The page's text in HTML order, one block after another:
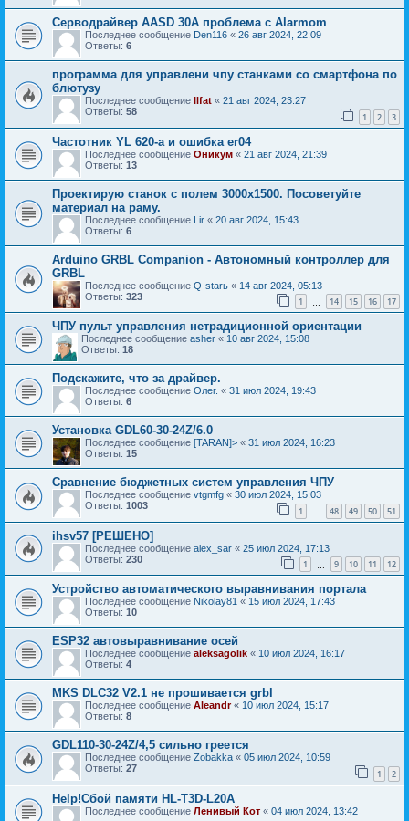
Серводрайвер AASD 30A проблема с Alarmom
Последнее сообщение Den116 « 26 авг 2024, 22:09
Ответы: 6
программа для управлени чпу станками со смартфона по
блютузу
Последнее сообщение Ilfat « 21 авг 2024, 23:27
Ответы: 58 1 2 3
Частотник YL 620-a и ошибка er04
Последнее сообщение Оникум « 21 авг 2024, 21:39
Ответы: 13
Проектирую станок с полем 3000x1500. Посоветуйте
материал на раму.
Последнее сообщение Lir « 20 авг 2024, 15:43
Ответы: 6
Arduino GRBL Companion - Автономный контроллер для
GRBL
Последнее сообщение Q-starь « 14 авг 2024, 05:13
Ответы: 323 1 14 15 16 17
ЧПУ пульт управления нетрадиционной ориентации
Последнее сообщение asher « 10 авг 2024, 15:08
Ответы: 18
Подскажите, что за драйвер.
Последнее сообщение Олег. « 31 июл 2024, 19:43
Ответы: 6
Установка GDL60-30-24Z/6.0
Последнее сообщение [TARAN]> « 31 июл 2024, 16:23
Ответы: 15
Сравнение бюджетных систем управления ЧПУ
Последнее сообщение vtgmfg « 30 июл 2024, 15:03
Ответы: 1003 1 … 48 49 50 51
ihsv57 [РЕШЕНО]
Последнее сообщение alex_sar « 25 июл 2024, 17:13
Ответы: 230 1 9 10 11 12
Устройство автоматического выравнивания портала
Последнее сообщение Nikolay81 « 15 июл 2024, 17:43
Ответы: 10
ESP32 автовыравнивание осей
Последнее сообщение aleksagolik « 10 июл 2024, 16:17
Ответы: 4
MKS DLC32 V2.1 не прошивается grbl
Последнее сообщение Aleandr« 10 июл 2024, 15:17
Ответы: 8
GDL110-30-24Z/4,5 сильно греется
Последнее сообщение Zobakka « 05 июл 2024, 10:59
Ответы: 27 1 2
Help!Сбой памяти HL-T3D-L20A
Последнее сообщение Ленивый Кот « 04 июл 2024, 13:42